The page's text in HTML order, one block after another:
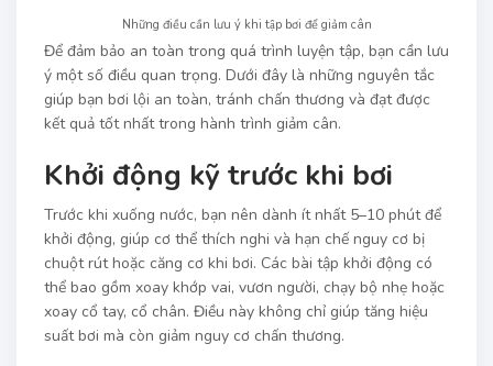
Những điều cần lưu ý khi tập bơi để giảm cân
Để đảm bảo an toàn trong quá trình luyện tập, bạn cần lưu
ý một số điều quan trọng. Dưới đây là những nguyên tắc
giúp bạn bơi lội an toàn, tránh chấn thương và đạt được
kết quả tốt nhất trong hành trình giảm cân.
Khởi động kỹ trước khi bơi
Trước khi xuống nước, bạn nên dành ít nhất 5–10 phút để
khởi động, giúp cơ thể thích nghi và hạn chế nguy cơ bị
chuột rút hoặc căng cơ khi bơi. Các bài tập khởi động có
thể bao gồm xoay khớp vai, vươn người, chạy bộ nhẹ hoặc
xoay cổ tay, cổ chân. Điều này không chỉ giúp tăng hiệu
suất bơi mà còn giảm nguy cơ chấn thương.